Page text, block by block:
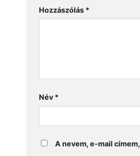
Hozzászólás *
Név *
A nevem, e-mail